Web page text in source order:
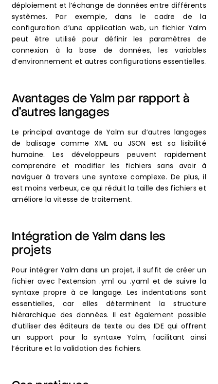
déploiement et l’échange de données entre différents
systèmes. Par exemple, dans le cadre de la
configuration d’une application web, un fichier Yalm
peut être utilisé pour définir les paramètres de
connexion à la base de données, les variables
d’environnement et autres configurations essentielles.
Avantages de Yalm par rapport à
d’autres langages
Le principal avantage de Yalm sur d’autres langages
de balisage comme XML ou JSON est sa lisibilité
humaine. Les développeurs peuvent rapidement
comprendre et modifier les fichiers sans avoir à
naviguer à travers une syntaxe complexe. De plus, il
est moins verbeux, ce qui réduit la taille des fichiers et
améliore la vitesse de traitement.
Intégration de Yalm dans les
projets
Pour intégrer Yalm dans un projet, il suffit de créer un
fichier avec l’extension .yml ou .yaml et de suivre la
syntaxe propre à ce langage. Les indentations sont
essentielles, car elles déterminent la structure
hiérarchique des données. Il est également possible
d’utiliser des éditeurs de texte ou des IDE qui offrent
un support pour la syntaxe Yalm, facilitant ainsi
l’écriture et la validation des fichiers.